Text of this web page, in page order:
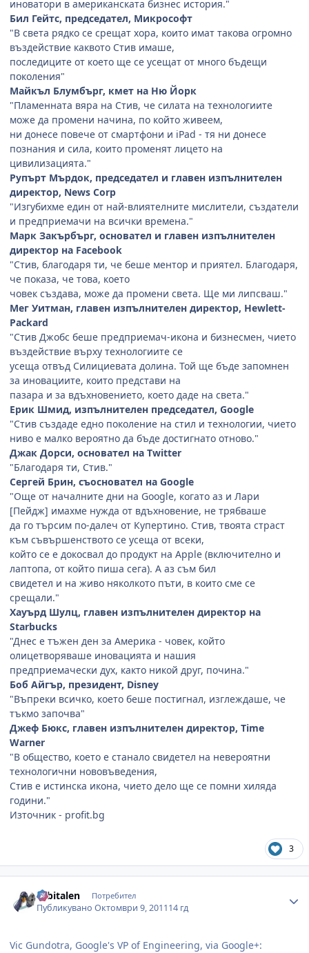
иноватори в американската бизнес история."
Бил Гейтс, председател, Микрософт
"В света рядко се срещат хора, които имат такова огромно
въздействие каквото Стив имаше,
последиците от което ще се усещат от много бъдещи
поколения"
Майкъл Блумбърг, кмет на Ню Йорк
"Пламенната вяра на Стив, че силата на технологиите
може да промени начина, по който живеем,
ни донесе повече от смартфони и iPad - тя ни донесе
познания и сила, които променят лицето на
цивилизацията."
Рупърт Мърдок, председател и главен изпълнителен
директор, News Corp
"Изгубихме един от най-влиятелните мислители, създатели
и предприемачи на всички времена."
Марк Закърбърг, основател и главен изпълнителен
директор на Facebook
"Стив, благодаря ти, че беше ментор и приятел. Благодаря,
че показа, че това, което
човек създава, може да промени света. Ще ми липсваш."
Мег Уитман, главен изпълнителен директор, Hewlett-
Packard
"Стив Джобс беше предприемач-икона и бизнесмен, чието
въздействие върху технологиите се
усеща отвъд Силициевата долина. Той ще бъде запомнен
за иновациите, които представи на
пазара и за вдъхновението, което даде на света."
Ерик Шмид, изпълнителен председател, Google
"Стив създаде едно поколение на стил и технологии, чието
ниво е малко вероятно да бъде достигнато отново."
Джак Дорси, основател на Twitter
"Благодаря ти, Стив."
Сергей Брин, съосновател на Google
"Още от началните дни на Google, когато аз и Лари
[Пейдж] имахме нужда от вдъхновение, не трябваше
да го търсим по-далеч от Купертино. Стив, твоята страст
към съвършенството се усеща от всеки,
който се е докосвал до продукт на Apple (включително и
лаптопа, от който пиша сега). А аз съм бил
свидетел и на живо няколкото пъти, в които сме се
срещали."
Хауърд Шулц, главен изпълнителен директор на
Starbucks
"Днес е тъжен ден за Америка - човек, който
олицетворяваше иновацията и нашия
предприемачески дух, както никой друг, почина."
Боб Айгър, президент, Disney
"Въпреки всичко, което беше постигнал, изглеждаше, че
тъкмо започва"
Джеф Бюкс, главен изпълнителен директор, Time
Warner
"В общество, което е станало свидетел на невероятни
технологични нововъведения,
Стив е истинска икона, чието дело ще се помни хиляда
години."
Източник - profit.bg
3
orbitalen Потребител
ПубликуваноОктомври 9, 201114 гд
Vic Gundotra, Google's VP of Engineering, via Google+: